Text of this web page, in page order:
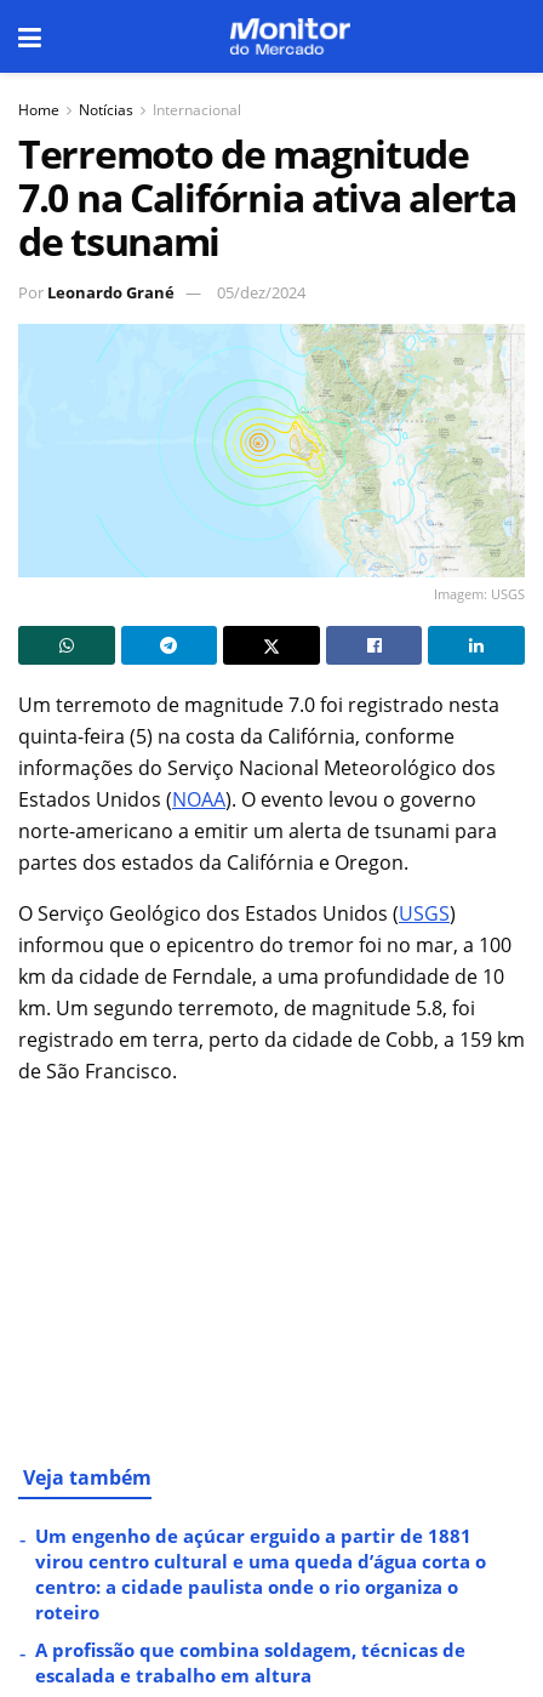
Home Notícias Internacional
Terremoto de magnitude
7.0 na Califórnia ativa alerta
de tsunami
Por Leonardo Grané 05/dez/2024
Imagem: USGS
Um terremoto de magnitude 7.0 foi registrado nesta
quinta-feira (5) na costa da Califórnia, conforme
informações do Serviço Nacional Meteorológico dos
Estados Unidos (NOAA). O evento levou o governo
norte-americano a emitir um alerta de tsunami para
partes dos estados da Califórnia e Oregon.
O Serviço Geológico dos Estados Unidos (USGS)
informou que o epicentro do tremor foi no mar, a 100
km da cidade de Ferndale, a uma profundidade de 10
km. Um segundo terremoto, de magnitude 5.8, foi
registrado em terra, perto da cidade de Cobb, a 159 km
de São Francisco.
Veja também
Um engenho de açúcar erguido a partir de 1881
virou centro cultural e uma queda d’água corta o
centro: a cidade paulista onde o rio organiza o
roteiro
A profissão que combina soldagem, técnicas de
escalada e trabalho em altura